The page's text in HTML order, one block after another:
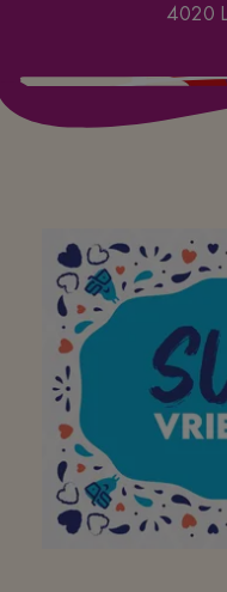
4020